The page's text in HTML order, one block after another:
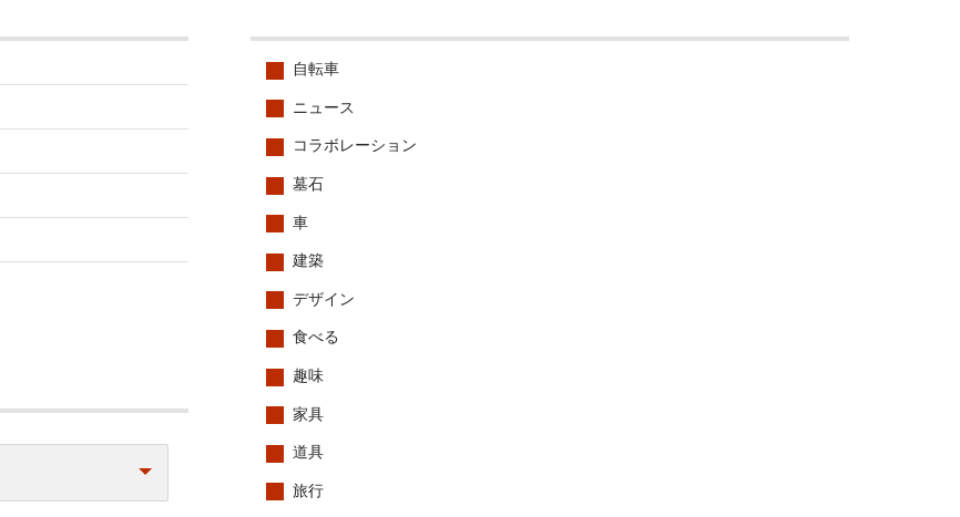
自転車
ニュース
コラボレーション
墓石
車
建築
デザイン
食べる
趣味
家具
道具
旅行